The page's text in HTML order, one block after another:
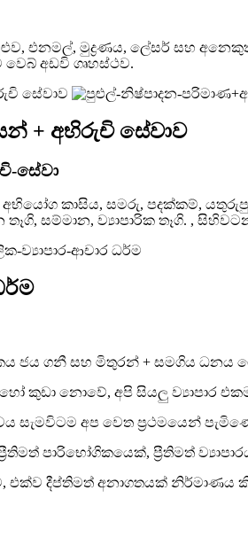
එනමල්, මුද්‍රණය, ලේසර් සහ
අඩවි ගෘහස්ථව.
+ අභිරුචි සේවාව
සේවා
අභියෝග කාසිය, සමරු, පදක්කම්,
සම්මාන, ව්‍යාපාරික තෑගි. ,
ජය ගනී සහ මිතුරන් + සමගිය ධනය
හෝ කුඩා නොවේ, අපි සියලු ව්‍යාපාර
සැමවිටම අප වෙත ප්‍රථමයෙන්
පාරිභෝගිකයෙක්, ප්‍රීතිමත්
දීප්තිමත් අනාගතයක් නිර්මාණය